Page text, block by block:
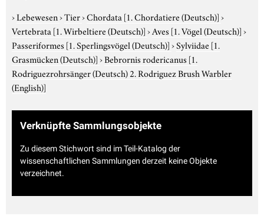
›Lebewesen›Tier›Chordata [1. Chordatiere (Deutsch)]›
Vertebrata [1. Wirbeltiere (Deutsch)]›Aves [1. Vögel (Deutsch)]›
Passeriformes [1. Sperlingsvögel (Deutsch)]›Sylviidae [1.
Grasmücken (Deutsch)]›Bebrornis rodericanus [1.
Rodriguezrohrsänger (Deutsch) 2. Rodriguez Brush Warbler
(English)]
Verknüpfte Sammlungsobjekte
Zu diesem Stichwort sind im Teil-Katalog der
wissenschaftlichen Sammlungen derzeit keine Objekte
verzeichnet.